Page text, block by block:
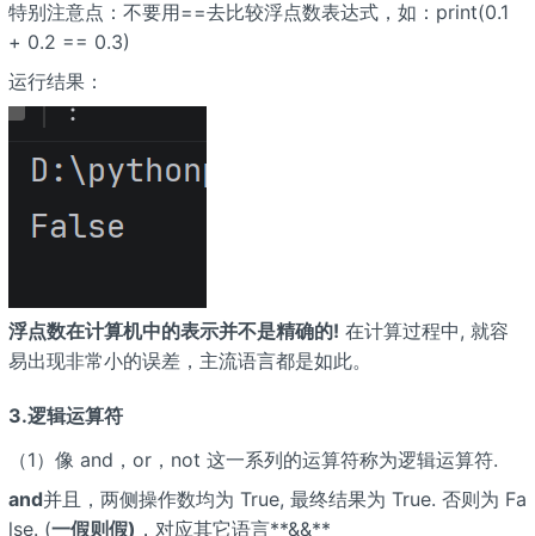
特别注意点：不要用==去比较浮点数表达式，如：print(0.1
+ 0.2 == 0.3)
运行结果：
浮点数在计算机中的表示并不是精确的! 在计算过程中, 就容
易出现非常小的误差，主流语言都是如此。
3.逻辑运算符
（1）像 and，or，not 这一系列的运算符称为逻辑运算符.
and并且，两侧操作数均为 True, 最终结果为 True. 否则为 Fa
lse. (一假则假) ，对应其它语言**&&**